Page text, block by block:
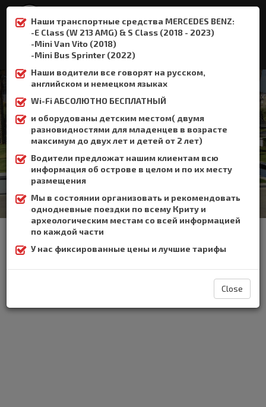
Наши транспортные средства MERCEDES BENZ:
-E Class (W 213 AMG) & S Class (2018 - 2023)
-Mini Van Vito (2018)
-Mini Bus Sprinter (2022)
Наши водители все говорят на русском,
английском и немецком языках
Wi-Fi АБСОЛЮТНО БЕСПЛАТНЫЙ
и оборудованы детским местом( двумя
разновидностями для младенцев в возрасте
максимум до двух лет и детей от 2 лет)
Водители предложат нашим клиентам всю
информация об острове в целом и по их месту
размещения
Мы в состоянии организовать и рекомендовать
однодневные поездки по всему Криту и
археологическим местам со всей информацией
по каждой части
У нас фиксированные цены и лучшие тарифы
Close
+306932337015
Кносский
The Crete Book Taxi offers taxi transfer from the airport of
Heraklion to Knossos.
Driving directions